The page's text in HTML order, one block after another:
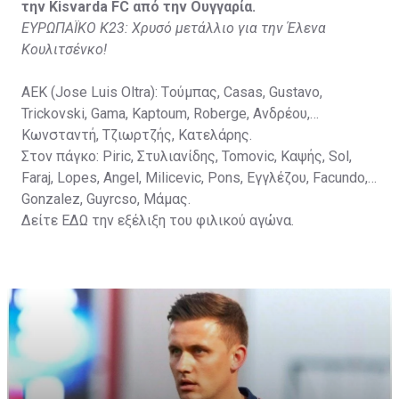
την Kisvarda FC από την Ουγγαρία.
ΕΥΡΩΠΑΪΚΟ Κ23: Χρυσό μετάλλιο για την Έλενα
Κουλιτσένκο!
ΑΕΚ (Jose Luis Oltra): Tούμπας, Casas, Gustavo,
Trickovski, Gama, Κaptoum, Roberge, Aνδρέου,
Κωνσταντή, Τζιωρτζής, Κατελάρης.
Στον πάγκο: Piric, Στυλιανίδης, Tomovic, Καψής, Sol,
Faraj, Lopes, Angel, Milicevic, Pons, Εγγλέζου, Facundo,
Gonzalez, Guyrcso, Μάμας.
Δείτε ΕΔΩ την εξέλιξη του φιλικού αγώνα.